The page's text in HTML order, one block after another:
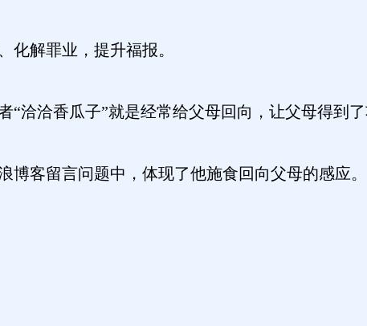
化解罪业，提升福报。
“洽洽香瓜子”就是经常给父母回向，让父母得到
博客留言问题中，体现了他施食回向父母的感应。